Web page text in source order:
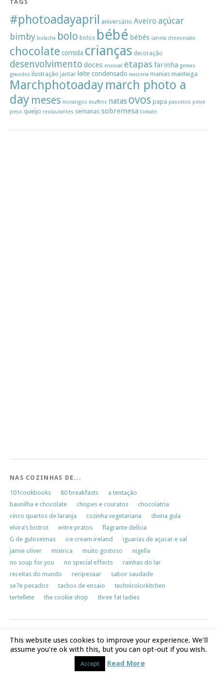
TAGS
#photoadayapril aniversário Aveiro açúcar
bimby bolacha bolo bolos bébé bébés canela cheesecake
chocolatecomida crianças decoração
desenvolvimento doces enxoval etapas farinha gemas
gravidez ilustração jantar leite condensado maizena manias manteiga
Marchphotoaday march photo a
day meses morangos muffins natas ovos papa passeios peixe
peso queijo restaurantes semanas sobremesa tomate
NAS COZINHAS DE...
101cookbooks 80 breakfasts
a tentação
baunilha e chocolate
chispes e couratos
chocolatria
cinco quartos de laranja
cozinha vegetariana
divina gula
elvira’s bistrot
entre pratos
flagrante delícia
G de guloseimas
ice cream ireland
iguarias de açucar e sal
jamie oliver
mixirica muito gostoso
nigella
no soup for you
no special effects
rainhas do lar
receitas do mundo
recipezaar
sabor saudade
se7e pecados
tachos de ensaio
technicolorkitchen
tertellete
the cookie shop three fat ladies
Proudly powered by WordPress|Theme: Yoko byElmastudio
This website uses cookies to improve your experience. We'll
assume you're ok with this, but you can opt-out if you wish.
Accept Read More